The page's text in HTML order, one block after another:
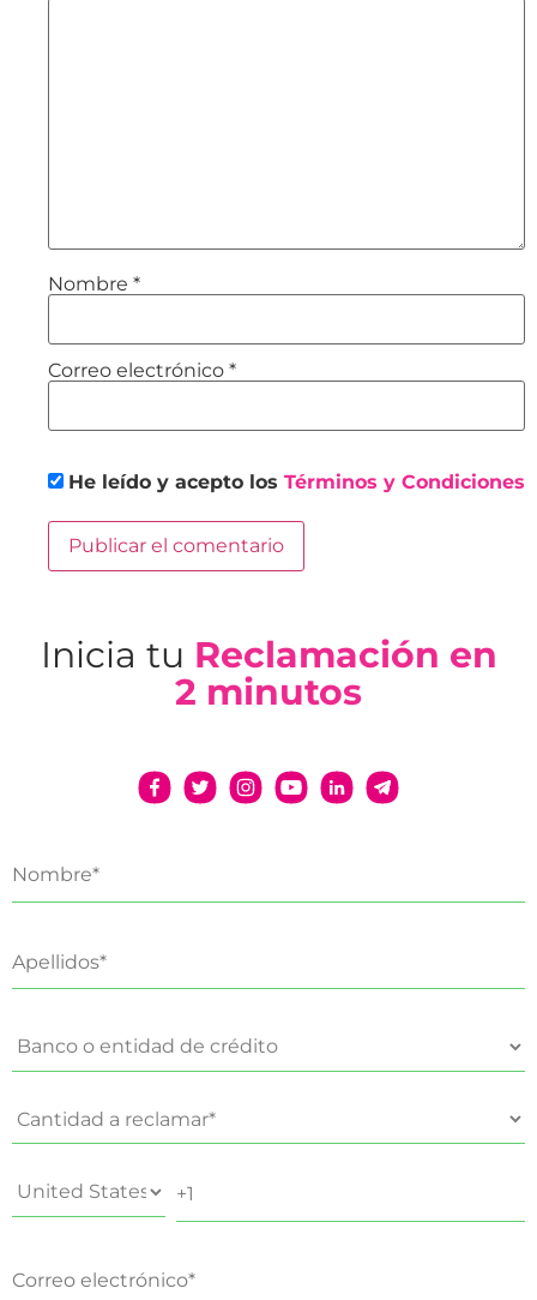
Nombre *
Correo electrónico *
He leído y acepto los Términos y Condiciones
Inicia tu Reclamación en
2 minutos